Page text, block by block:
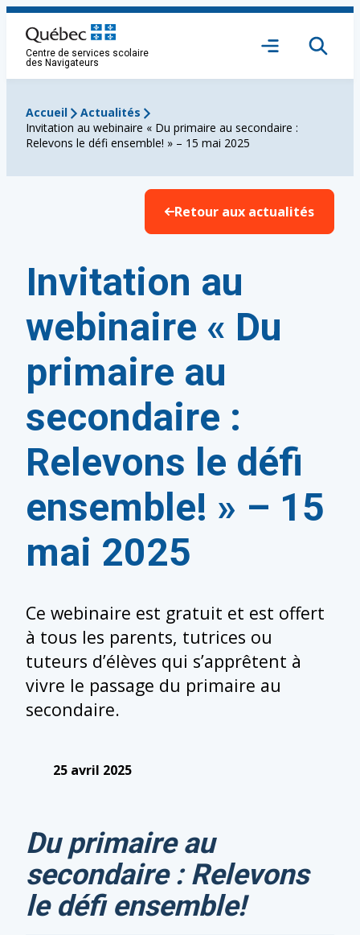
Aller
contenu
Centre de services scolaire
des Navigateurs
Ouvrir
Accueil
Actualités
Invitation au webinaire « Du primaire au secondaire :
Relevons le défi ensemble! » – 15 mai 2025
Retour aux actualités
Invitation au
webinaire « Du
primaire au
secondaire :
Relevons le défi
ensemble! » – 15
mai 2025
Ce webinaire est gratuit et est offert
à tous les parents, tutrices ou
tuteurs d’élèves qui s’apprêtent à
vivre le passage du primaire au
secondaire.
25 avril 2025
Du primaire au
secondaire : Relevons
le défi ensemble!